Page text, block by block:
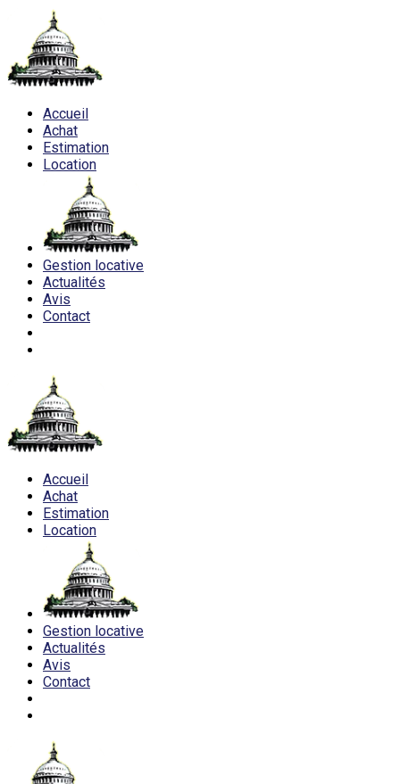
Accueil
Achat
Estimation
Location
Gestion locative
Actualités
Avis
Contact
Accueil
Achat
Estimation
Location
Gestion locative
Actualités
Avis
Contact